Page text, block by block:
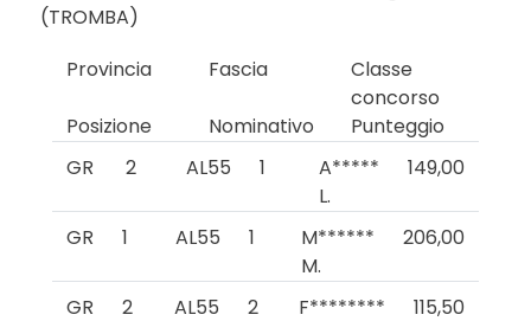
(TROMBA)
Provincia
Fascia
Classe
concorso
Posizione
Nominativo
Punteggio
GR
2 AL55 1
A*****
L.
149,00
GR 1 AL55 1
M******
M.
206,00
GR 2 AL55 2
F********
115,50